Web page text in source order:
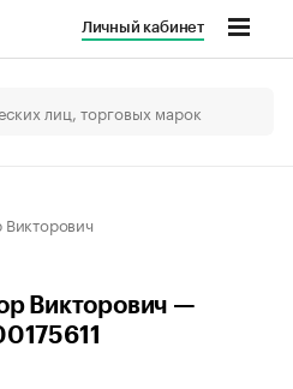
Личный кабинет
Викторович —